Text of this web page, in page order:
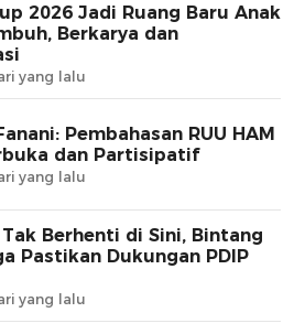
2026 Jadi Ruang Baru Anak
Berkarya dan
yang lalu
Pembahasan RUU HAM
dan Partisipatif
yang lalu
Berhenti di Sini, Bintang
Pastikan Dukungan PDIP
yang lalu